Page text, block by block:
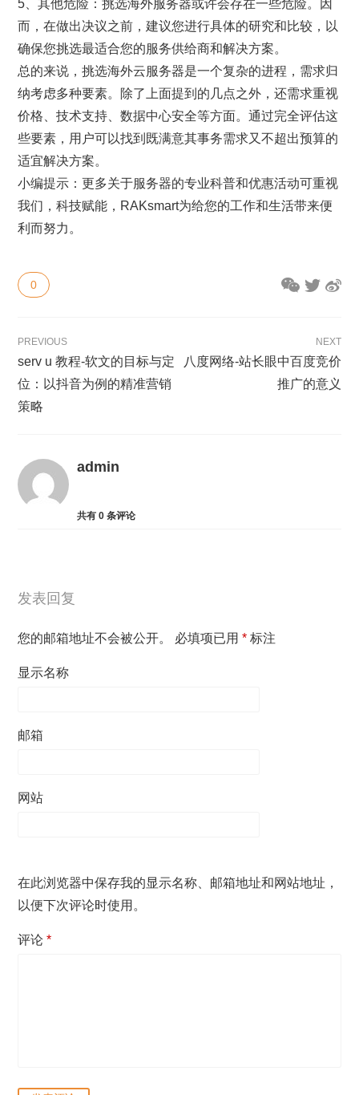
5、其他危险：挑选海外服务器或许会存在一些危险。因
而，在做出决议之前，建议您进行具体的研究和比较，以
确保您挑选最适合您的服务供给商和解决方案。
总的来说，挑选海外云服务器是一个复杂的进程，需求归
纳考虑多种要素。除了上面提到的几点之外，还需求重视
价格、技术支持、数据中心安全等方面。通过完全评估这
些要素，用户可以找到既满意其事务需求又不超出预算的
适宜解决方案。
小编提示：更多关于服务器的专业科普和优惠活动可重视
我们，科技赋能，RAKsmart为给您的工作和生活带来便
利而努力。
0
PREVIOUS
serv u 教程-软文的目标与定
位：以抖音为例的精准营销
策略
NEXT
八度网络-站长眼中百度竞价
推广的意义
admin
共有0 条评论
发表回复
您的邮箱地址不会被公开。 必填项已用* 标注
显示名称
邮箱
网站
在此浏览器中保存我的显示名称、邮箱地址和网站地址，
以便下次评论时使用。
评论*